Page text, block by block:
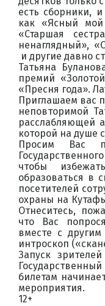
есть сборники,
как «Ясный
«Старшая
ненаглядный»,
и другие давно
Татьяна
премий
«Пресня года».
Приглашаем вас
неповторимой
расслабляющей
которой на душе
Просим Вас
чтобы
образоваться в
посетителей
охраны на
Отнеситесь,
что Вас
вместе с
интроскоп
Запуск
билетам
мероприятия.
12+